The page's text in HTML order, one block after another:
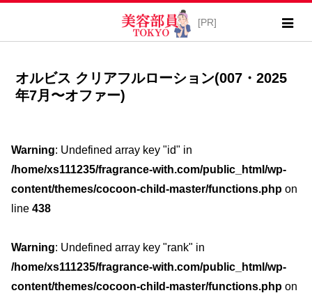
オルビス クリアフルローション(007・2025
年7月〜オファー)
Warning: Undefined array key "id" in
/home/xs111235/fragrance-with.com/public_html/wp-
content/themes/cocoon-child-master/functions.php on
line 438
Warning: Undefined array key "rank" in
/home/xs111235/fragrance-with.com/public_html/wp-
content/themes/cocoon-child-master/functions.php on